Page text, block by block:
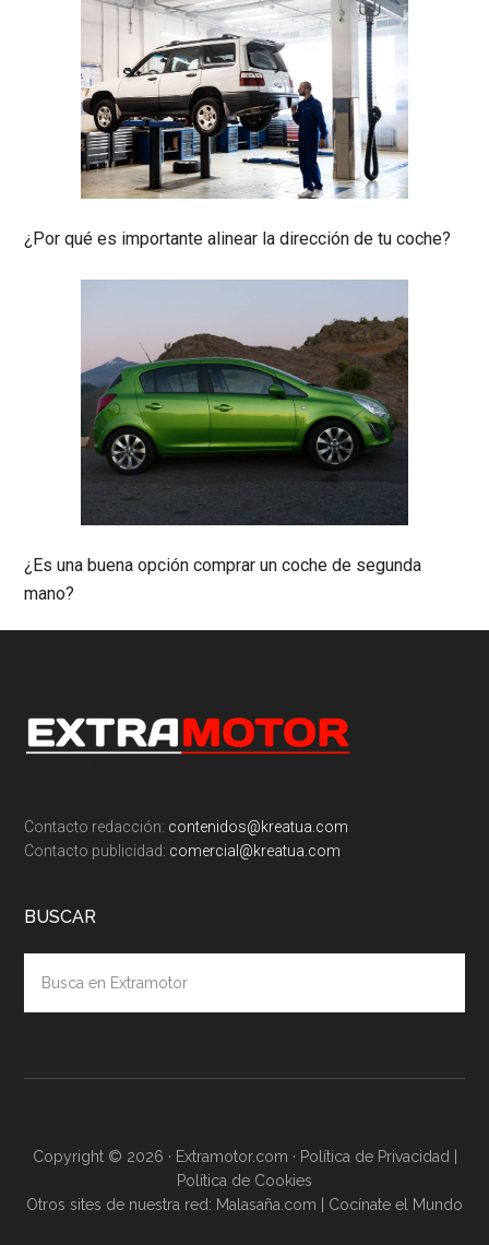
¿Por qué es importante alinear la dirección de tu coche?
¿Es una buena opción comprar un coche de segunda
mano?
Footer
Contacto redacción: contenidos@kreatua.com
Contacto publicidad: comercial@kreatua.com
BUSCAR
Extramotor
Copyright © 2026 · Extramotor.com · Política de Privacidad
Política de Cookies
Otros sites de nuestra red: Malasaña.com Cocínate el Mundo